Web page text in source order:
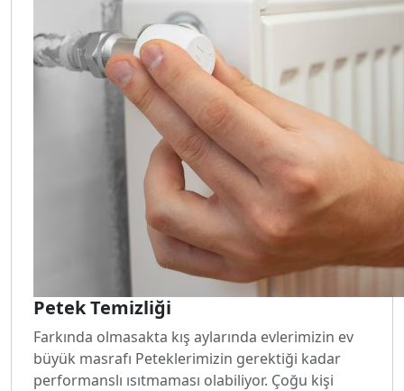
Petek Temizliği
Farkında olmasakta kış aylarında evlerimizin ev
büyük masrafı Peteklerimizin gerektiği kadar
performanslı ısıtmaması olabiliyor. Çoğu kişi